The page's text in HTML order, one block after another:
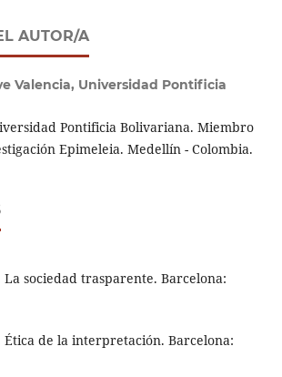
AUTOR/A
Valencia, Universidad Pontificia
Pontificia Bolivariana. Miembro
Epimeleia. Medellín - Colombia.
La sociedad trasparente. Barcelona:
Ética de la interpretación. Barcelona: